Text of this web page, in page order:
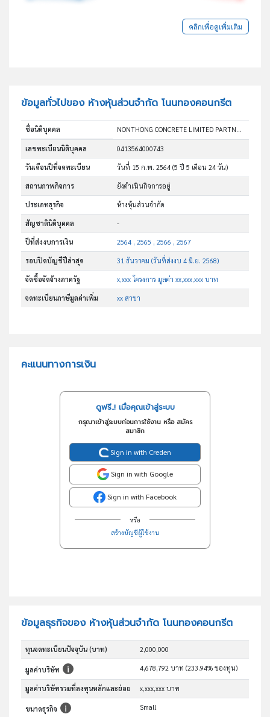
คลิกเพื่อดูเพิ่มเติม
ข้อมูลทั่วไปของ ห้างหุ้นส่วนจำกัด โนนทองคอนกรีต
ชื่อนิติบุคคล NONTHONG CONCRETE LIMITED PARTNERSHIP
เลขทะเบียนนิติบุคคล 0413564000743
วันเดือนปีที่จดทะเบียน วันที่ 15 ก.พ. 2564(5 ปี 5 เดือน 24 วัน)
สถานภาพกิจการ ยังดำเนินกิจการอยู่
ประเภทธุรกิจ ห้างหุ้นส่วนจำกัด
สัญชาตินิติบุคคล -
ปีที่ส่งงบการเงิน 2564 , 2565 , 2566 , 2567
รอบปิดบัญชีปีล่าสุด 31 ธันวาคม (วันที่ส่งงบ 4 มิ.ย. 2568)
จัดซื้อจัดจ้างภาครัฐ x,xxx โครงการ มูลค่า xx,xxx,xxx บาท
จดทะเบียนภาษีมูลค่าเพิ่ม xx สาขา
คะแนนทางการเงิน
ดูฟรี..! เมื่อคุณเข้าสู่ระบบ
กรุณาเข้าสู่ระบบก่อนการใช้งาน หรือ สมัคร
สมาชิก
Sign in with Creden
Sign in with Google
Sign in with Facebook
หรือ
สร้างบัญชีผู้ใช้งาน
ข้อมูลธุรกิจของ ห้างหุ้นส่วนจำกัด โนนทองคอนกรีต
ทุนจดทะเบียนปัจจุบัน (บาท) 2,000,000
มูลค่าบริษัท 4,678,792 บาท (233.94% ของทุน)
มูลค่าบริษัทรวมที่ลงทุนหลักและย่อย x,xxx,xxx บาท
ขนาดธุรกิจ Small